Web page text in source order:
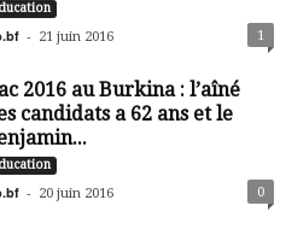
- 21 juin 2016 1
2016 au Burkina : l’aîné
candidats a 62 ans et le
- 20 juin 2016 0